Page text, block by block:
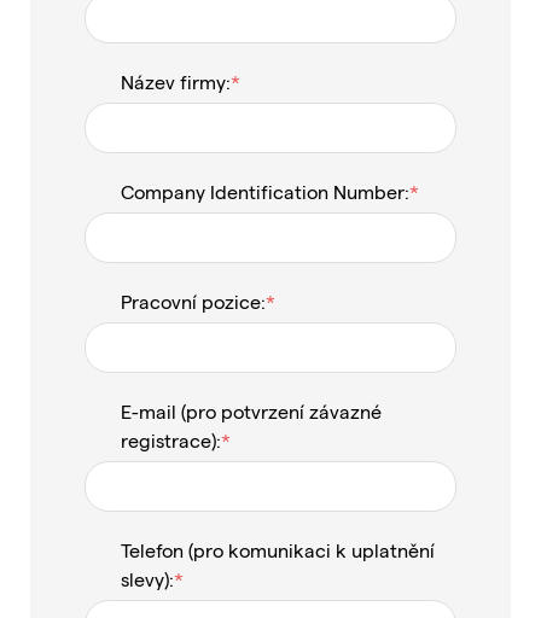
Název firmy:
Company Identification Number:
Pracovní pozice:
E-mail (pro potvrzení závazné
registrace):
Telefon (pro komunikaci k uplatnění
slevy):